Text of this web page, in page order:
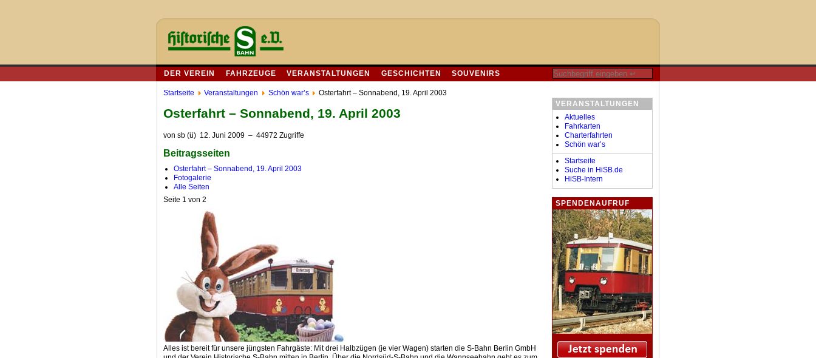
DER VEREIN FAHRZEUGE VERANSTALTUNGEN GESCHICHTEN SOUVENIRS
VERANSTALTUNGEN
Aktuelles
Fahrkarten
Charterfahrten
Schön war’s
Startseite
Suche in HiSB.de
HiSB-Intern
SPENDENAUFRUF
Startseite Veranstaltungen Schön war’s Osterfahrt – Sonnabend, 19. April 2003
Osterfahrt – Sonnabend, 19. April 2003
von sb (ü) 12. Juni 2009 – 44972 Zugriffe
Beitragsseiten
Osterfahrt – Sonnabend, 19. April 2003
Fotogalerie
Alle Seiten
Seite 1 von 2
Alles ist bereit für unsere jüngsten Fahrgäste: Mit drei Halbzügen (je vier Wagen) starten die S-Bahn Berlin GmbH